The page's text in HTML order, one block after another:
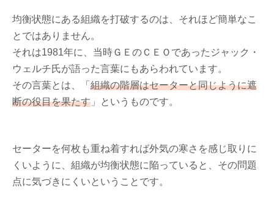
均衡状態にある組織を打破するのは、それほど簡単なこ
とではありません。
それは1981年に、当時ＧＥのＣＥＯであったジャック・
ウェルチ氏が語った言葉にもあらわれています。
その言葉とは、「 組織の階層はセーターと同じように遮
断の役目を果たす 」というものです。
セーターを何枚も重ね着すれば外気の寒さを感じ取りに
くいように、組織が均衡状態に陥っていると、その問題
点に気づきにくいということです。